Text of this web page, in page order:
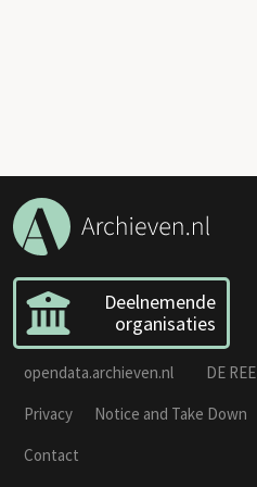
Deelnemende
organisaties
opendata.archieven.nl DE REE
Privacy
Notice and Take Down
Contact